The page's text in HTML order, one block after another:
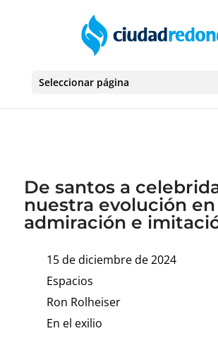
Seleccionar página
De santos a
nuestra evolución en
admiración e
15 de diciembre de 2024
Espacios
Ron Rolheiser
En el exilio